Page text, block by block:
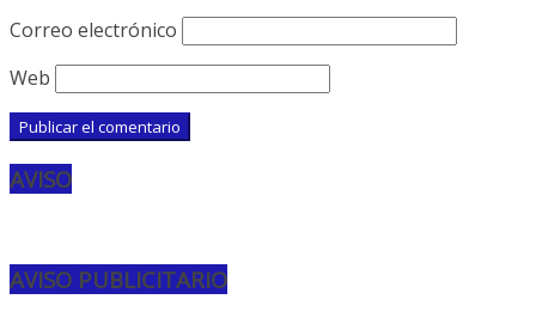
Correo electrónico
Web
AVISO
AVISO PUBLICITARIO